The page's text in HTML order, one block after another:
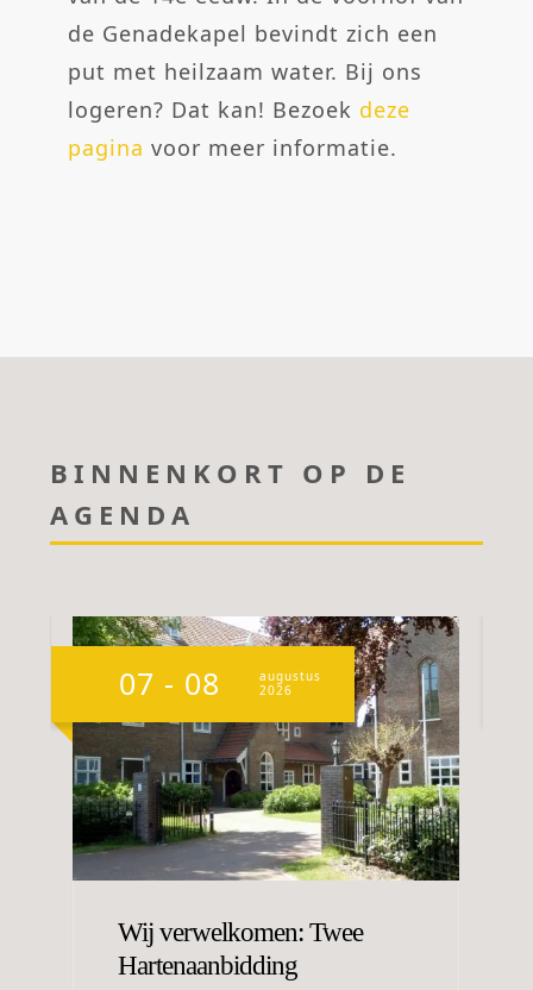
de Genadekapel bevindt zich een
put met heilzaam water. Bij ons
logeren? Dat kan! Bezoek deze
pagina voor meer informatie.
BINNENKORT OP DE
AGENDA
07 - 08
augustus
2026
Wij verwelkomen: Twee
Hartenaanbidding